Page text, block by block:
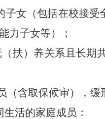
子女（包括在校接
力子女等）；
（扶）养关系且长
（含取保候审），
活的家庭成员：